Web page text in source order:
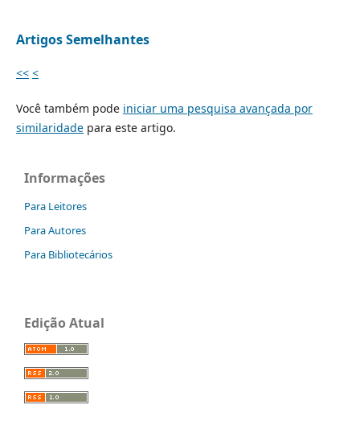
Artigos Semelhantes
<< <
Você também pode iniciar uma pesquisa avançada por
similaridadepara este artigo.
Informações
Para Leitores
Para Autores
Para Bibliotecários
Edição Atual